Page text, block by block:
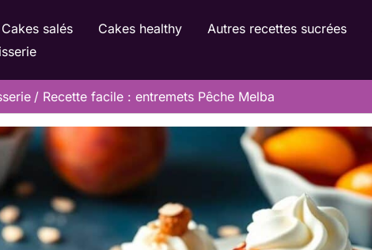
Cakes salés Cakes healthy Autres recettes sucrées
Recette facile : entremets Pêche Melba